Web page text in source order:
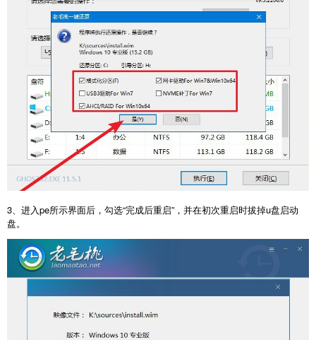
3、进入pe所示界面后，勾选“完成后重启”，并在初次重启时拔掉u盘启动
盘。